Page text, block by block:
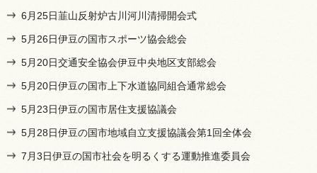
6月25日韮山反射炉古川河川清掃開会式
5月26日伊豆の国市スポーツ協会総会
5月20日交通安全協会伊豆中央地区支部総会
5月20日伊豆の国市上下水道協同組合通常総会
5月23日伊豆の国市居住支援協議会
5月28日伊豆の国市地域自立支援協議会第1回全体会
7月3日伊豆の国市社会を明るくする運動推進委員会